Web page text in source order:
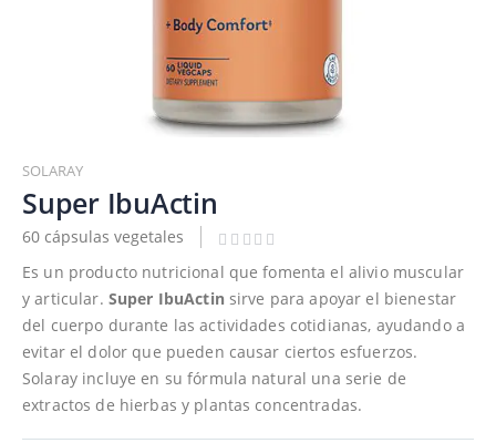
al
comienzo
de
la
galería
imágenes
SOLARAY
Super IbuActin
60 cápsulas vegetales
Es un producto nutricional que fomenta el alivio muscular
y articular. Super IbuActin sirve para apoyar el bienestar
del cuerpo durante las actividades cotidianas, ayudando a
evitar el dolor que pueden causar ciertos esfuerzos.
Solaray incluye en su fórmula natural una serie de
extractos de hierbas y plantas concentradas.